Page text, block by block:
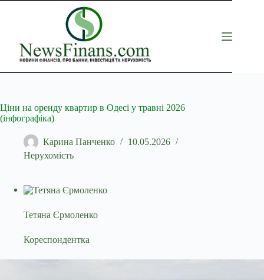
Перейти
Ціни на оренду квартир в Одесі у травні 2026
(інфографіка)
Карина Панченко
10.05.2026
Нерухомість
Тетяна Єрмоленко
Кореспондентка